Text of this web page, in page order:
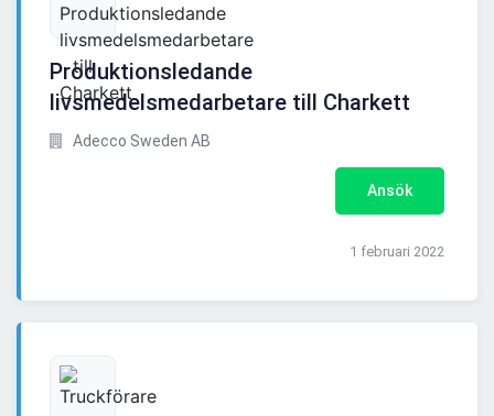
Produktionsledande
livsmedelsmedarbetare till Charkett
Adecco Sweden AB
Ansök
1 februari 2022